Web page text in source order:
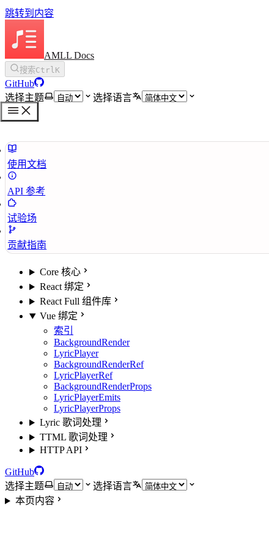
跳转到内容
AMLL Docs
搜索CtrlK
GitHub
选择主题
选择语言
使用文档
API 参考
试验场
贡献指南
Core 核心
React 绑定
React Full 组件库
Vue 绑定
索引
BackgroundRender
LyricPlayer
BackgroundRenderRef
LyricPlayerRef
BackgroundRenderProps
LyricPlayerEmits
LyricPlayerProps
Lyric 歌词处理
TTML 歌词处理
HTTP API
GitHub
选择主题
选择语言
本页内容